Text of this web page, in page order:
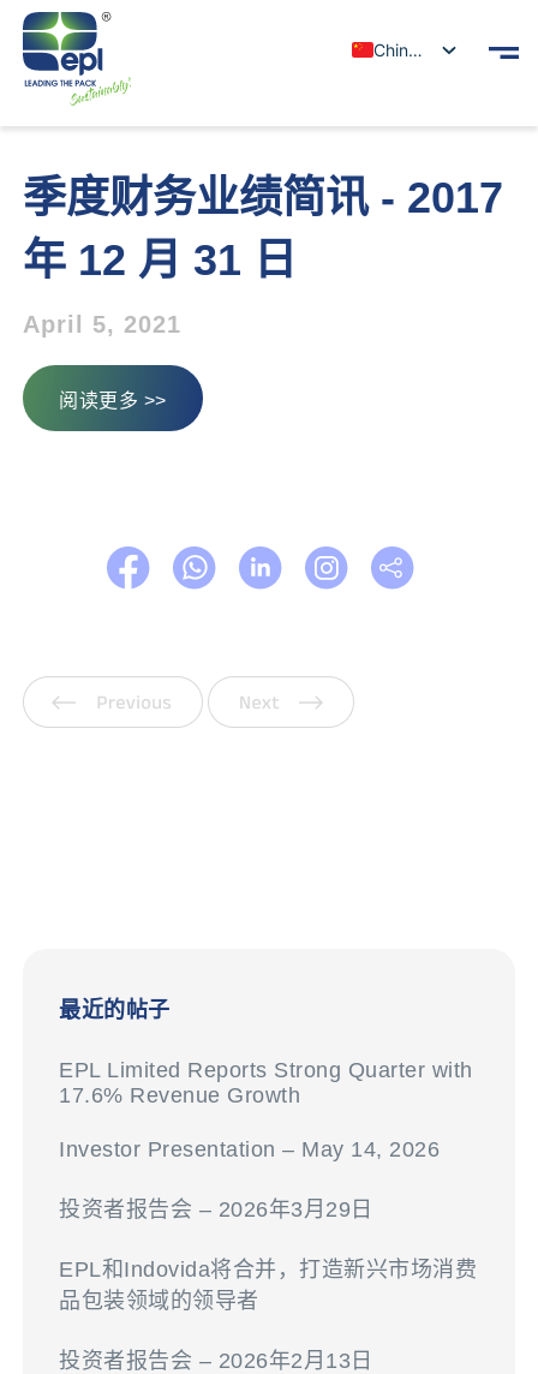
Chinese
季度财务业绩简讯 - 2017
年 12 月 31 日
April 5, 2021
阅读更多 >>
上一页
最近的帖子
EPL Limited Reports Strong Quarter with
17.6% Revenue Growth
Investor Presentation – May 14, 2026
投资者报告会 – 2026年3月29日
EPL和Indovida将合并，打造新兴市场消费
品包装领域的领导者
投资者报告会 – 2026年2月13日